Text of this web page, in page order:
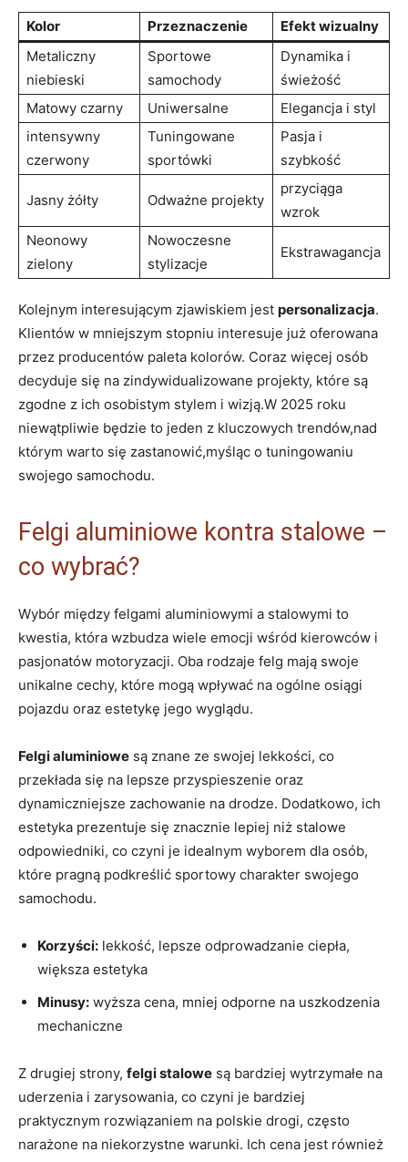
Kolor Przeznaczenie
Efekt wizualny
Metaliczny
niebieski
Sportowe
samochody
Dynamika i
świeżość
Matowy czarny
Uniwersalne
Elegancja i styl
intensywny
czerwony
Tuningowane
sportówki
Pasja i
szybkość
Jasny żółty Odważne projekty
przyciąga
wzrok
Neonowy
zielony
Nowoczesne
stylizacje
Ekstrawagancja
Kolejnym interesującym zjawiskiem jest personalizacja.
Klientów w mniejszym stopniu interesuje już oferowana
przez producentów paleta kolorów. Coraz więcej osób
decyduje się na zindywidualizowane projekty, które są
zgodne z ich osobistym stylem i wizją.W 2025 roku
niewątpliwie będzie to jeden z kluczowych trendów,nad
którym warto się zastanowić,myśląc o tuningowaniu
swojego samochodu.
Felgi aluminiowe kontra stalowe –
co wybrać?
Wybór między felgami aluminiowymi a stalowymi to
kwestia, która wzbudza wiele emocji wśród kierowców i
pasjonatów motoryzacji. Oba rodzaje felg mają swoje
unikalne cechy, które mogą wpływać na ogólne osiągi
pojazdu oraz estetykę jego wyglądu.
Felgi aluminiowe są znane ze swojej lekkości, co
przekłada się na lepsze przyspieszenie oraz
dynamiczniejsze zachowanie na drodze. Dodatkowo, ich
estetyka prezentuje się znacznie lepiej niż stalowe
odpowiedniki, co czyni je idealnym wyborem dla osób,
które pragną podkreślić sportowy charakter swojego
samochodu.
Korzyści: lekkość, lepsze odprowadzanie ciepła,
większa estetyka
Minusy: wyższa cena, mniej odporne na uszkodzenia
mechaniczne
Z drugiej strony, felgi stalowe są bardziej wytrzymałe na
uderzenia i zarysowania, co czyni je bardziej
praktycznym rozwiązaniem na polskie drogi, często
narażone na niekorzystne warunki. Ich cena jest również